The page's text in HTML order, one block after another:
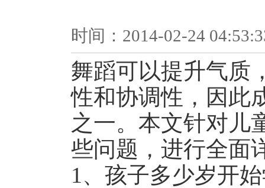
时间：2014-02-24
舞蹈可以提升气质
性和协调性，因此
之一。本文针对儿
些问题，进行全面
1、孩子多少岁开